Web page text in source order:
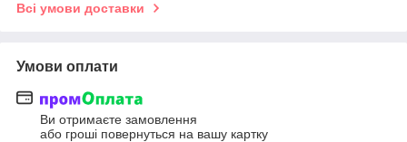
Всі умови доставки
Умови оплати
Ви отримаєте замовлення
або гроші повернуться на вашу картку